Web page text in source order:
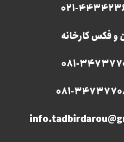
021-
و فکس کارخانه
081-